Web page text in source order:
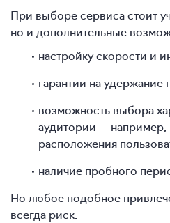
При выборе сервиса стоит
но и дополнительные
настройку скорости и
гарантии на удержание
возможность выбора
аудитории — например,
расположения
наличие пробного
Но любое подобное
всегда риск.